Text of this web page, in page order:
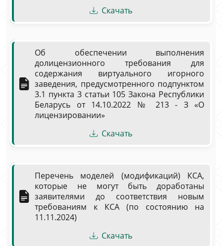
Скачать
Об обеспечении выполнения
долицензионного требования для
содержания виртуального игорного
заведения, предусмотренного подпунктом
3.1 пункта 3 статьи 105 Закона Республики
Беларусь от 14.10.2022 № 213 - З «О
лицензировании»
Скачать
Перечень моделей (модификаций) КСА,
которые не могут быть доработаны
заявителями до соответствия новым
требованиям к КСА (по состоянию на
11.11.2024)
Скачать